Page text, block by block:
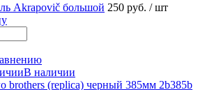
Akrapovič большой 250 руб. / шт
В наличии